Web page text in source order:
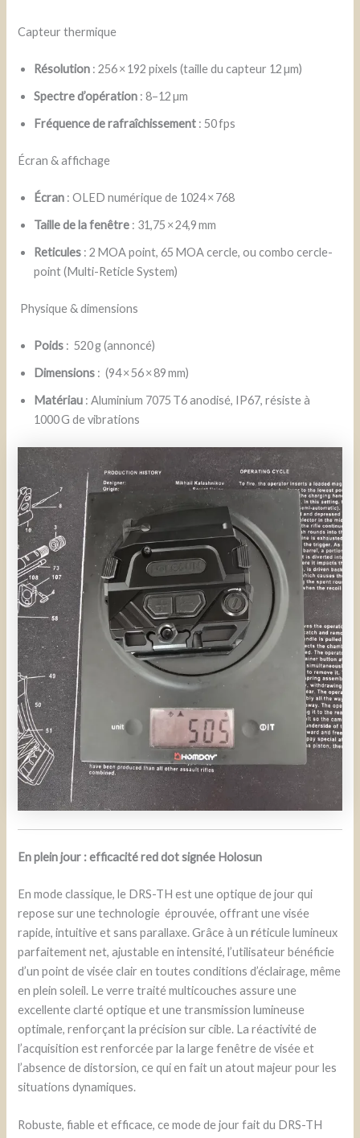
Capteur thermique
Résolution : 256 × 192 pixels (taille du capteur 12 µm)
Spectre d’opération : 8–12 µm
Fréquence de rafraîchissement : 50 fps
Écran & affichage
Écran : OLED numérique de 1024 × 768
Taille de la fenêtre : 31,75 × 24,9 mm
Reticules : 2 MOA point, 65 MOA cercle, ou combo cercle-
point (Multi-Reticle System)
Physique & dimensions
Poids : 520 g (annoncé)
Dimensions : (94 × 56 × 89 mm)
Matériau : Aluminium 7075 T6 anodisé, IP67, résiste à
1000 G de vibrations
En plein jour : efficacité red dot signée Holosun
En mode classique, le DRS-TH est une optique de jour qui
repose sur une technologie éprouvée, offrant une visée
rapide, intuitive et sans parallaxe. Grâce à unréticule lumineux
parfaitement net, ajustable en intensité, l’utilisateur bénéficie
d’un point de visée clair en toutes conditions d’éclairage, même
en plein soleil. Le verre traité multicouches assure une
excellente clarté optique et une transmission lumineuse
optimale, renforçant la précision sur cible. La réactivité de
l’acquisition est renforcée par la large fenêtre de visée et
l’absence de distorsion, ce qui en fait un atout majeur pour les
situations dynamiques.
Robuste, fiable et efficace, ce mode de jour fait du DRS-TH